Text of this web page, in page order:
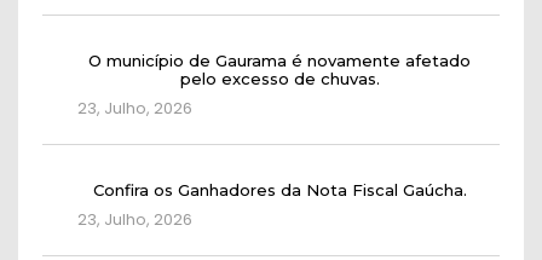
O município de Gaurama é novamente afetado
pelo excesso de chuvas.
23, Julho, 2026
Confira os Ganhadores da Nota Fiscal Gaúcha.
23, Julho, 2026